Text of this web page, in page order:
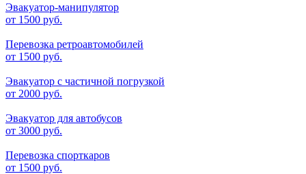
Эвакуатор-манипулятор
от 1500 руб.
Перевозка ретроавтомобилей
от 1500 руб.
Эвакуатор с частичной погрузкой
от 2000 руб.
Эвакуатор для автобусов
от 3000 руб.
Перевозка спорткаров
от 1500 руб.